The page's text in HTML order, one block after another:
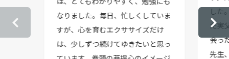
なりました。毎日、忙しくしていま
すが、心を育むエクササイズだけ
は、少しずつ続けてゆきたいと思っ
した
た実
会っ
先生